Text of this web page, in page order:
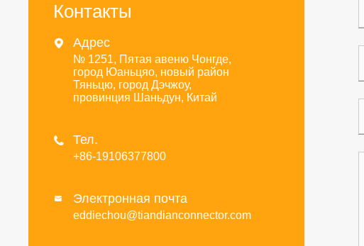
Контакты
 Адрес
№ 1251, Пятая авеню Чонгде,
город Юаньцяо, новый район
Тяньцю, город Дэчжоу,
провинция Шаньдун, Китай
 Тел.
+86-19106377800
 Электронная почта
eddiechou@tiandianconnector.com